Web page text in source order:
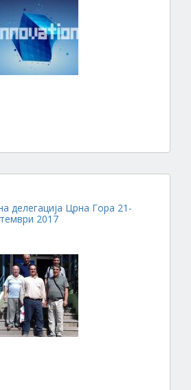
делегација Црна Гора 21-
2017